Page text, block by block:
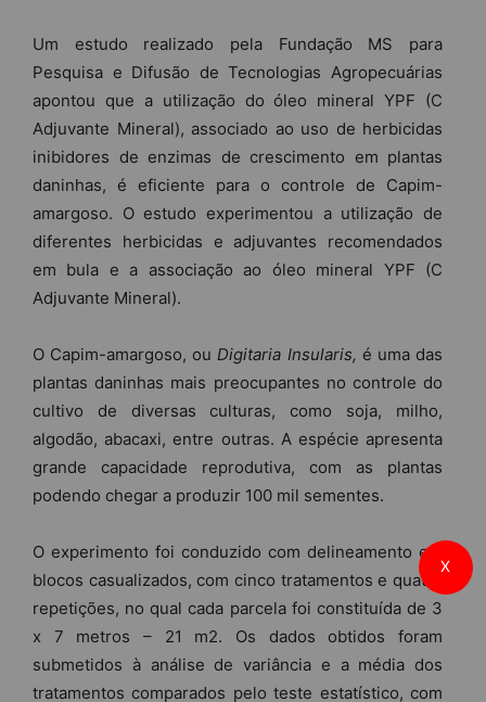
Um estudo realizado pela Fundação MS para
Pesquisa e Difusão de Tecnologias Agropecuárias
apontou que a utilização do óleo mineral YPF (C
Adjuvante Mineral), associado ao uso de herbicidas
inibidores de enzimas de crescimento em plantas
daninhas, é eficiente para o controle de Capim-
amargoso. O estudo experimentou a utilização de
diferentes herbicidas e adjuvantes recomendados
em bula e a associação ao óleo mineral YPF (C
Adjuvante Mineral).
O Capim-amargoso, ou Digitaria Insularis, é uma das
plantas daninhas mais preocupantes no controle do
cultivo de diversas culturas, como soja, milho,
algodão, abacaxi, entre outras. A espécie apresenta
grande capacidade reprodutiva, com as plantas
podendo chegar a produzir 100 mil sementes.
O experimento foi conduzido com delineamento em
blocos casualizados, com cinco tratamentos e quatro
repetições, no qual cada parcela foi constituída de 3
x 7 metros – 21 m2. Os dados obtidos foram
submetidos à análise de variância e a média dos
tratamentos comparados pelo teste estatístico, com
X